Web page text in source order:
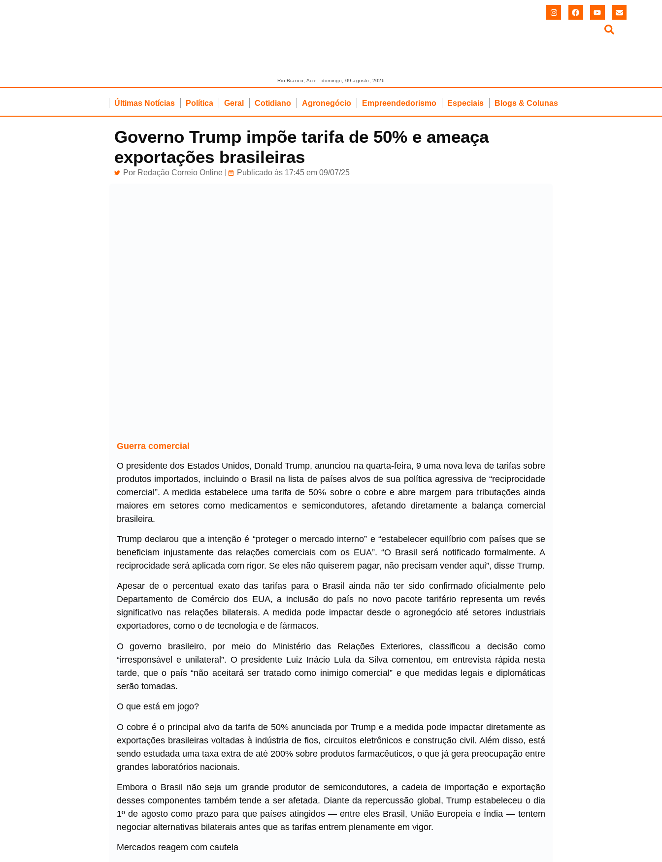
Rio Branco, Acre - domingo, 09 agosto, 2026
Últimas Notícias Política Geral Cotidiano Agronegócio Empreendedorismo Especiais Blogs & Colunas
Governo Trump impõe tarifa de 50% e ameaça
exportações brasileiras
Por Redação Correio Online Publicado às 17:45 em 09/07/25
Guerra comercial
O presidente dos Estados Unidos, Donald Trump, anunciou na quarta-feira, 9 uma nova leva de tarifas sobre
produtos importados, incluindo o Brasil na lista de países alvos de sua política agressiva de “reciprocidade
comercial”. A medida estabelece uma tarifa de 50% sobre o cobre e abre margem para tributações ainda
maiores em setores como medicamentos e semicondutores, afetando diretamente a balança comercial
brasileira.
Trump declarou que a intenção é “proteger o mercado interno” e “estabelecer equilíbrio com países que se
beneficiam injustamente das relações comerciais com os EUA”. “O Brasil será notificado formalmente. A
reciprocidade será aplicada com rigor. Se eles não quiserem pagar, não precisam vender aqui”, disse Trump.
Apesar de o percentual exato das tarifas para o Brasil ainda não ter sido confirmado oficialmente pelo
Departamento de Comércio dos EUA, a inclusão do país no novo pacote tarifário representa um revés
significativo nas relações bilaterais. A medida pode impactar desde o agronegócio até setores industriais
exportadores, como o de tecnologia e de fármacos.
O governo brasileiro, por meio do Ministério das Relações Exteriores, classificou a decisão como
“irresponsável e unilateral”. O presidente Luiz Inácio Lula da Silva comentou, em entrevista rápida nesta
tarde, que o país “não aceitará ser tratado como inimigo comercial” e que medidas legais e diplomáticas
serão tomadas.
O que está em jogo?
O cobre é o principal alvo da tarifa de 50% anunciada por Trump e a medida pode impactar diretamente as
exportações brasileiras voltadas à indústria de fios, circuitos eletrônicos e construção civil. Além disso, está
sendo estudada uma taxa extra de até 200% sobre produtos farmacêuticos, o que já gera preocupação entre
grandes laboratórios nacionais.
Embora o Brasil não seja um grande produtor de semicondutores, a cadeia de importação e exportação
desses componentes também tende a ser afetada. Diante da repercussão global, Trump estabeleceu o dia
1º de agosto como prazo para que países atingidos — entre eles Brasil, União Europeia e Índia — tentem
negociar alternativas bilaterais antes que as tarifas entrem plenamente em vigor.
Mercados reagem com cautela